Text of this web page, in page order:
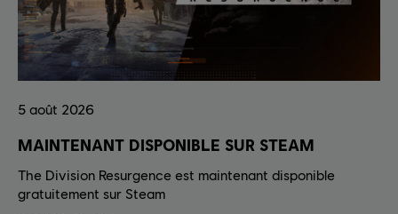
5 août 2026
MAINTENANT DISPONIBLE SUR STEAM
The Division Resurgence est maintenant disponible
gratuitement sur Steam